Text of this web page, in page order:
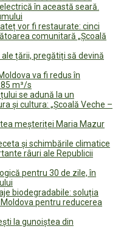
în această seară.
vor fi restaurate: cinci
comunitară „Școală
țării, pregătiți să devină
va fi redus în
m³/s
se adună la un
și cultura: „Școală Veche –
meșteriței Maria Mazur
și schimbările climatice
râuri ale Republicii
pentru 30 de zile, în
biodegradabile: soluția
pentru reducerea
la gunoiștea din